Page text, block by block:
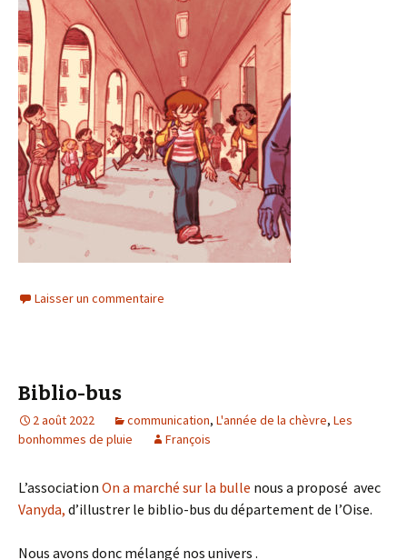
Laisser un commentaire
Biblio-bus
2 août 2022 communication, L'année de la chèvre, Les
bonhommes de pluie
François
L’association On a marché sur la bulle nous a proposé avec
Vanyda, d’illustrer le biblio-bus du département de l’Oise.
Nous avons donc mélangé nos univers .